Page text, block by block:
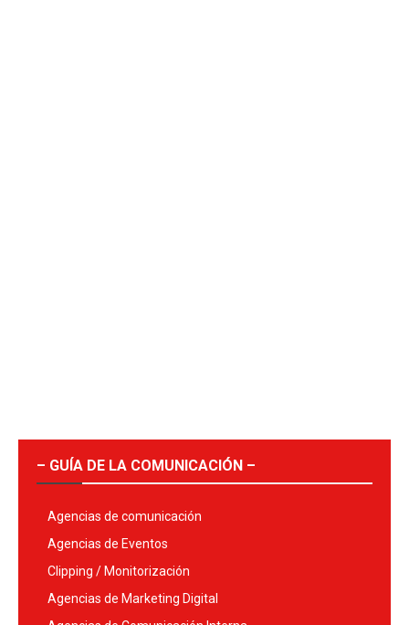
– GUÍA DE LA COMUNICACIÓN –
Agencias de comunicación
Agencias de Eventos
Clipping / Monitorización
Agencias de Marketing Digital